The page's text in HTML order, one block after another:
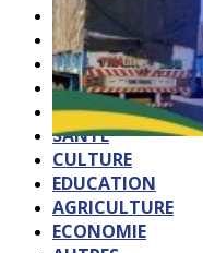
ACCUEIL
QUI SOMMES-
POLITIQUE
SOCIETE
SPORTS
SANTE
CULTURE
EDUCATION
AGRICULTURE
ECONOMIE